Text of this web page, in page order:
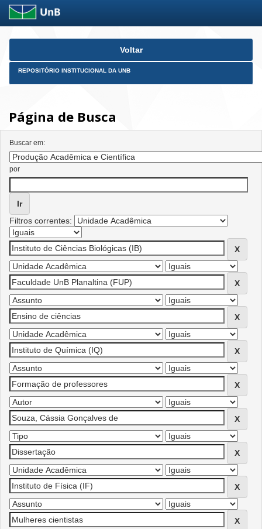
Skip
Voltar
REPOSITÓRIO INSTITUCIONAL DA UNB
Página de Busca
Buscar em:
por
Filtros correntes: